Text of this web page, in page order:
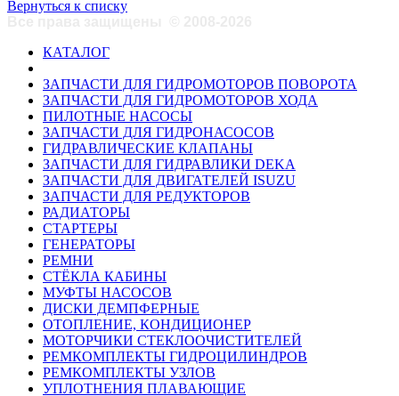
Вернуться к списку
КАТАЛОГ
ЗАПЧАСТИ ДЛЯ ГИДРОМОТОРОВ ПОВОРОТА
ЗАПЧАСТИ ДЛЯ ГИДРОМОТОРОВ ХОДА
ПИЛОТНЫЕ НАСОСЫ
ЗАПЧАСТИ ДЛЯ ГИДРОНАСОСОВ
ГИДРАВЛИЧЕСКИЕ КЛАПАНЫ
ЗАПЧАСТИ ДЛЯ ГИДРАВЛИКИ DEKA
ЗАПЧАСТИ ДЛЯ ДВИГАТЕЛЕЙ ISUZU
ЗАПЧАСТИ ДЛЯ РЕДУКТОРОВ
РАДИАТОРЫ
СТАРТЕРЫ
ГЕНЕРАТОРЫ
РЕМНИ
СТЁКЛА КАБИНЫ
МУФТЫ НАСОСОВ
ДИСКИ ДЕМПФЕРНЫЕ
ОТОПЛЕНИЕ, КОНДИЦИОНЕР
МОТОРЧИКИ СТЕКЛООЧИСТИТЕЛЕЙ
РЕМКОМПЛЕКТЫ ГИДРОЦИЛИНДРОВ
РЕМКОМПЛЕКТЫ УЗЛОВ
УПЛОТНЕНИЯ ПЛАВАЮЩИЕ